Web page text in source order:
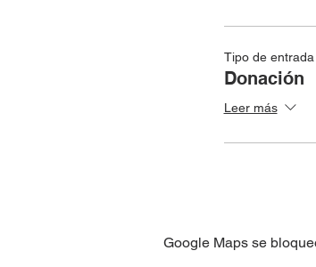
Tipo de entrada
Donación
Leer más
Google Maps se